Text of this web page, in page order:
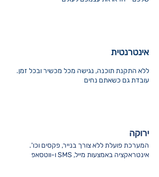
אינטרנטית
ללא התקנת תוכנה, נגישה מכל מכשיר ובכל זמן.
עובדת גם כשאתם נחים
ירוקה
המערכת פועלת ללא צורך בנייר, פקסים וכו'.
אינטראקציה באמצעות מייל, SMS ו-ווטסאפ